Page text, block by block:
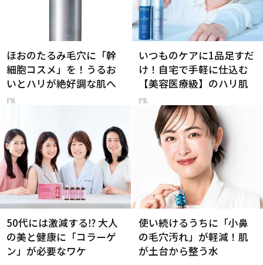
ほおのたるみ毛穴に「幹
細胞コスメ」を！うるお
いとハリが絶好調な肌へ
いつものケアに1品足すだ
け！自宅で手軽に仕込む
【美容医療級】のハリ肌
50代には激減する⁉ 大人
の美と健康に「コラーゲ
ン」が必要なワケ
使い続けるうちに「小鼻
の毛穴汚れ」が軽減！肌
が土台から整う水